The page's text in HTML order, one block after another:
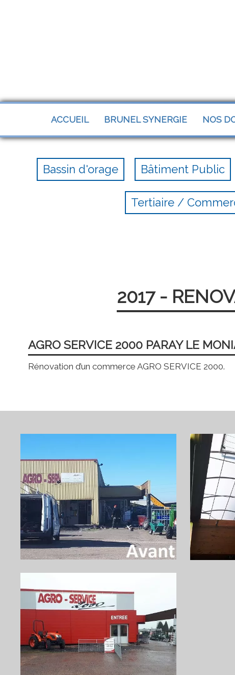
ACCUEIL BRUNEL SYNERGIE NOS
Bassin d'orage Bâtiment Public
Tertiaire /
2017 -
AGRO SERVICE 2000 PARAY LE
Rénovation d’un commerce AGRO SERVICE 2000.